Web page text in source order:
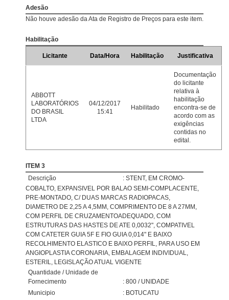
Adesão
Não houve adesão da Ata de Registro de Preços para este item.
Habilitação
Licitante Data/Hora Habilitação Justificativa
ABBOTT
LABORATÓRIOS
DO BRASIL
LTDA
04/12/2017
15:41
Habilitado
Documentação
do licitante
relativa à
habilitação
encontra-se de
acordo com as
exigências
contidas no
edital.
ITEM 3
Descrição
: STENT, EM CROMO-
COBALTO, EXPANSIVEL POR BALAO SEMI-COMPLACENTE,
PRE-MONTADO, C/ DUAS MARCAS RADIOPACAS,
DIAMETRO DE 2,25 A 4,5MM, COMPRIMENTO DE 8 A 27MM,
COM PERFIL DE CRUZAMENTOADEQUADO, COM
ESTRUTURAS DAS HASTES DE ATE 0,0032", COMPATIVEL
COM CATETER GUIA 5F E FIO GUIA 0,014" E BAIXO
RECOLHIMENTO ELASTICO E BAIXO PERFIL, PARA USO EM
ANGIOPLASTIA CORONARIA, EMBALAGEM INDIVIDUAL,
ESTERIL, LEGISLAÇÃO ATUAL VIGENTE
Quantidade / Unidade de
Fornecimento
: 800 / UNIDADE
Municipio
: BOTUCATU